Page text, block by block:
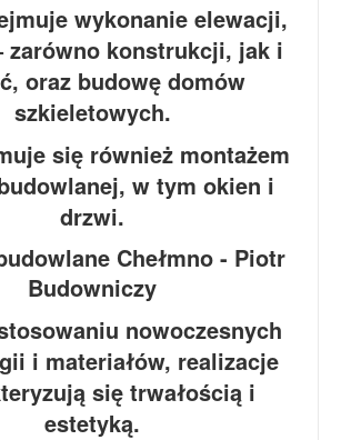
wykonanie elewacji,
zarówno konstrukcji, jak i
oraz budowę domów
szkieletowych.
się również montażem
w tym okien i
drzwi.
nowoczesnych
i materiałów, realizacje
się trwałością i
estetyką.